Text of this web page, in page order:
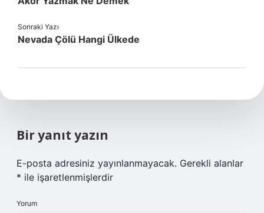
Sonraki Yazı
Nevada Çölü Hangi Ülkede
Bir yanıt yazın
E-posta adresiniz yayınlanmayacak. Gerekli alanlar
* ile işaretlenmişlerdir
Yorum